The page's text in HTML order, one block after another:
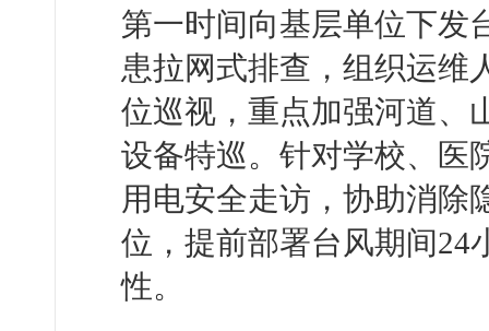
第一时间向基层单位下发
患拉网式排查，组织运维
位巡视，重点加强河道、
设备特巡。针对学校、医
用电安全走访，协助消除
位，提前部署台风期间24
性。